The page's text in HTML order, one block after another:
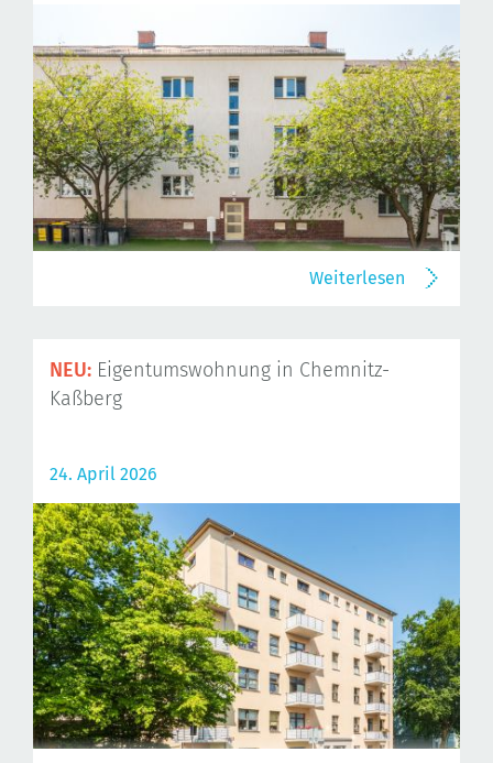
Weiterlesen
NEU: Eigentumswohnung in Chemnitz-
Kaßberg
24. April 2026